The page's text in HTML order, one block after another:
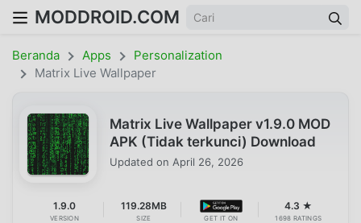
MODDROID.COM
Beranda Apps
Personalization
Matrix Live Wallpaper
Matrix Live Wallpaper v1.9.0 MOD
APK (Tidak terkunci) Download
Updated on April 26, 2026
1.9.0
VERSION
119.28MB
SIZE GET IT ON
4.3 ★
1698 RATINGS